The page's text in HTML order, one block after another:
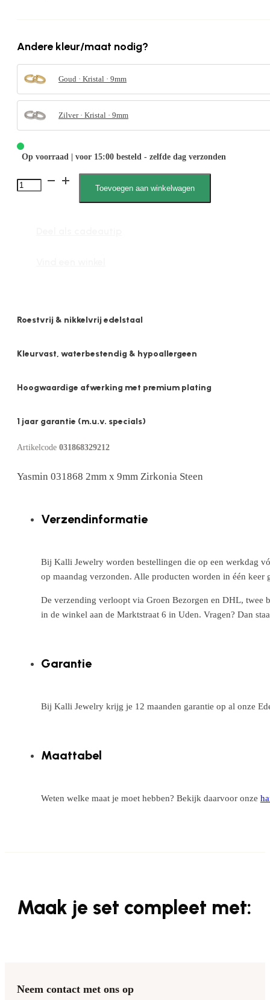
Andere kleur/maat nodig?
Goud · Kristal · 9mm
Zilver · Kristal · 9mm
Op voorraad | voor 15:00 besteld - zelfde dag verzonden
Yasmin
Toevoegen aan winkelwagen
Roestvrij & nikkelvrij edelstaal
Kleurvast, waterbestendig & hypoallergeen
Hoogwaardige afwerking met premium plating
1 jaar garantie (m.u.v. specials)
Artikelcode 031868329212
Yasmin 031868 2mm x 9mm Zirkonia Steen
Verzendinformatie
Bij Kalli Jewelry worden bestellingen die op een werkdag
op maandag verzonden. Alle producten worden in één
De verzending verloopt via Groen Bezorgen en DHL, twee
in de winkel aan de Marktstraat 6 in Uden. Vragen? Dan
Garantie
Bij Kalli Jewelry krijg je 12 maanden garantie op al onze
Maattabel
Weten welke maat je moet hebben? Bekijk daarvoor onze
Maak je set compleet met:
Neem contact met ons op